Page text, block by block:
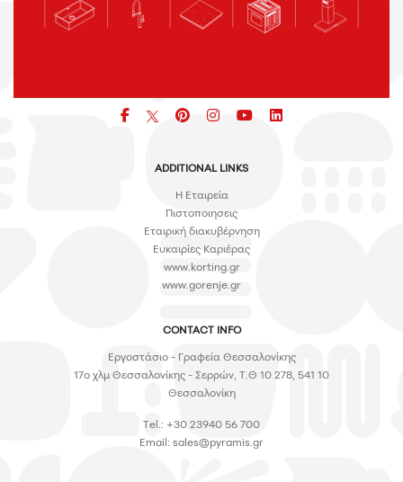
Facebookpinterest
iconiconicon
ADDITIONAL LINKS
H Εταιρεία
Πιστοποιησεις
Εταιρική διακυβέρνηση
Ευκαιρίες Καριέρας
www.korting.gr
www.gorenje.gr
CONTACT INFO
Εργοστάσιο - Γραφεία Θεσσαλονίκης
17ο χλμ Θεσσαλονίκης - Σερρών, Τ.Θ 10 278, 541 10
Θεσσαλονίκη
Tel.: +30 23940 56 700
Email: sales@pyramis.gr